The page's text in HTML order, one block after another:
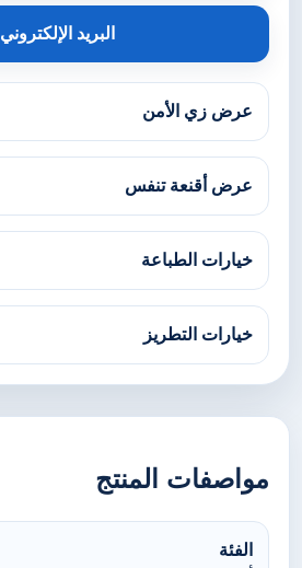
البريد الإلكتروني
عرض زي الأمن
عرض أقنعة تنفس
خيارات الطباعة
خيارات التطريز
مواصفات المنتج
الفئة